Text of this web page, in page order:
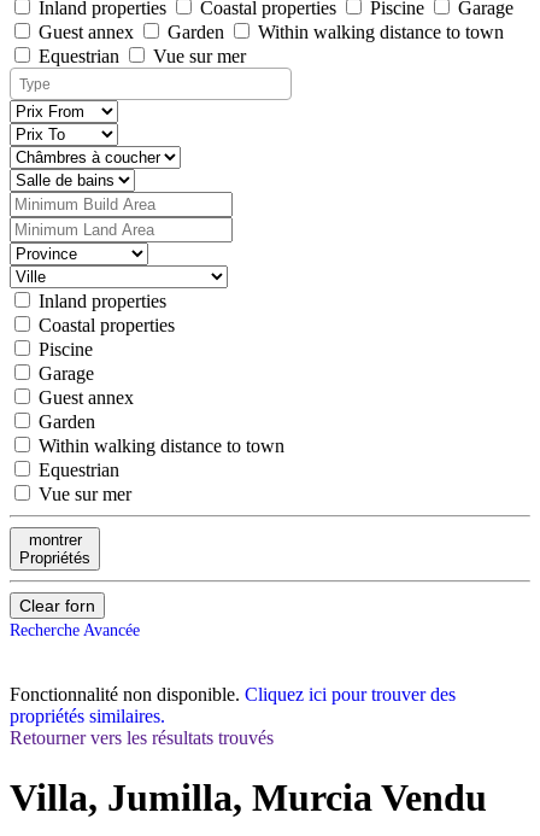
Inland properties Coastal properties Piscine
Garage
Guest annex
Garden
Within walking distance to town
Equestrian
Vue sur mer
Inland properties
Coastal properties
Piscine
Garage
Guest annex
Garden
Within walking distance to town
Equestrian
Vue sur mer
montrer
Propriétés
Clear forn
Recherche Avancée
Fonctionnalité non disponible. Cliquez ici pour trouver des
propriétés similaires.
Retourner vers les résultats trouvés
Villa, Jumilla, Murcia Vendu